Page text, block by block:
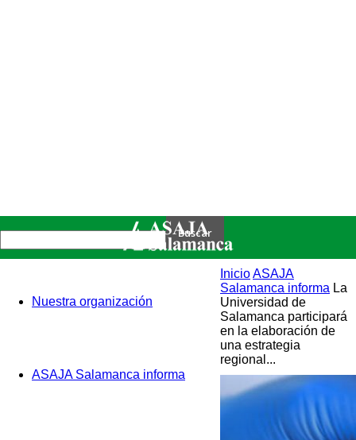
Nuestra organización
ASAJA Salamanca informa
InicioASAJA
Salamanca informa La
Universidad de
Salamanca participará
en la elaboración de
una estrategia
regional...